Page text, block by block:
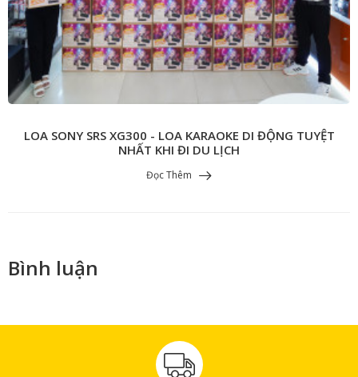
LOA SONY SRS XG300 - LOA KARAOKE DI ĐỘNG TUYỆT
NHẤT KHI ĐI DU LỊCH
Đọc Thêm
Bình luận